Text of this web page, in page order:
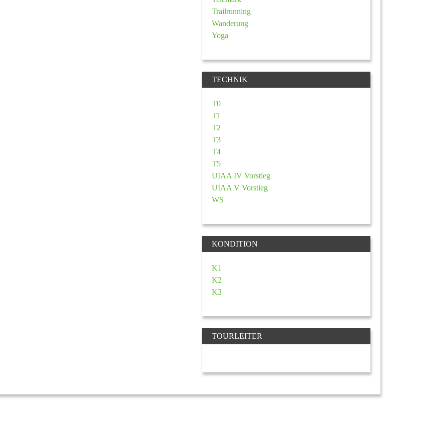
Trailrunning
Wanderung
Yoga
TECHNIK
T0
T1
T2
T3
T4
T5
UIAA IV Vorstieg
UIAA V Vorstieg
WS
KONDITION
K1
K2
K3
TOURLEITER